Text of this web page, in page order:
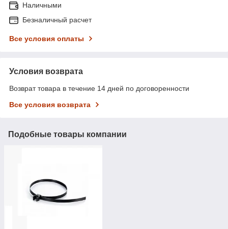
Наличными
Безналичный расчет
Все условия оплаты
Условия возврата
Возврат товара в течение 14 дней по договоренности
Все условия возврата
Подобные товары компании